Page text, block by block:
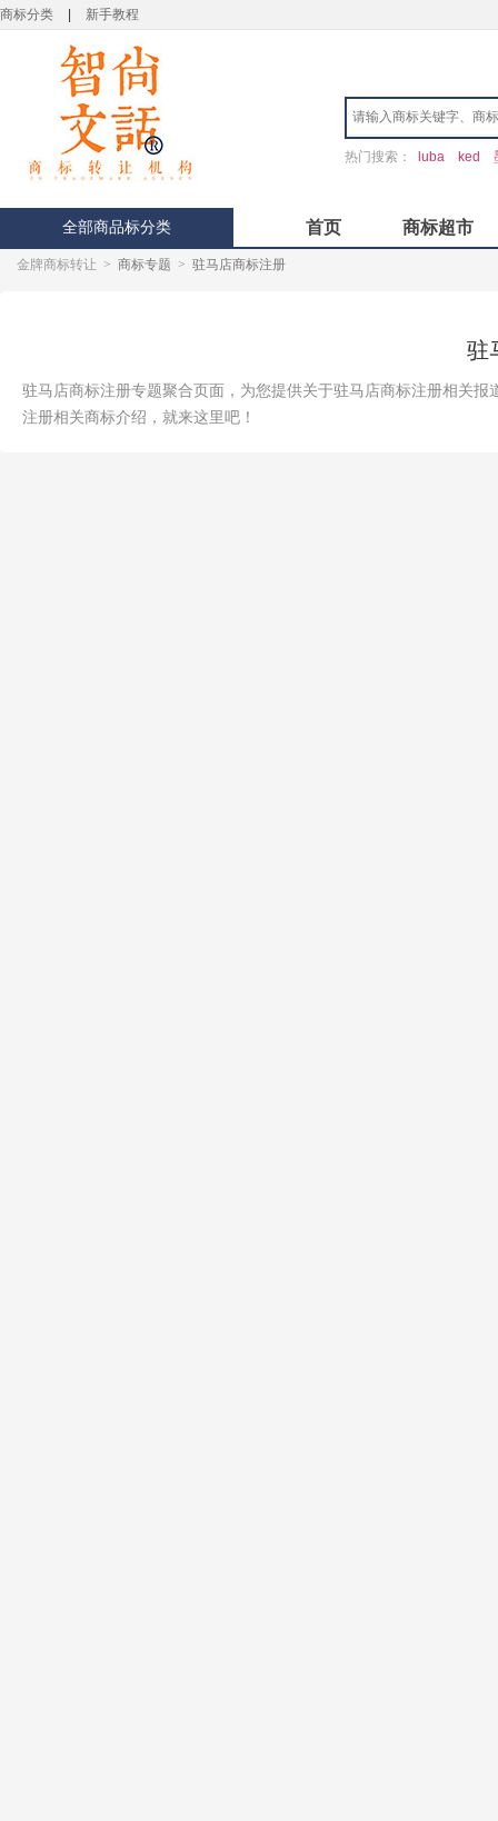
商标分类 新手教程
热门搜索： luba ked
全部商品标分类 首页 商标超市
金牌商标转让 > 商标专题 > 驻马店商标注册
驻
驻马店商标注册专题聚合页面，为您提供关于驻马店商标注册相关
注册相关商标介绍，就来这里吧！